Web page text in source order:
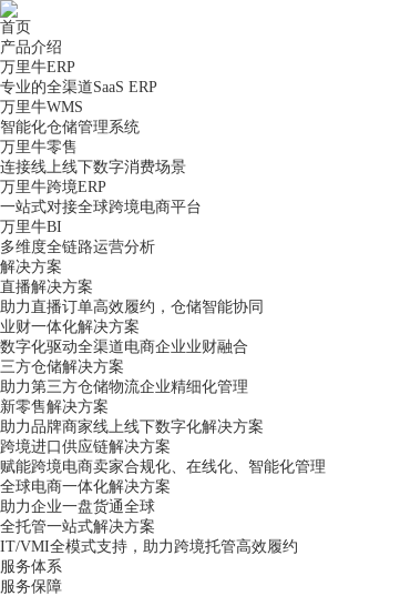
首页
产品介绍
万里牛ERP
专业的全渠道SaaS ERP
万里牛WMS
智能化仓储管理系统
万里牛零售
连接线上线下数字消费场景
万里牛跨境ERP
一站式对接全球跨境电商平台
万里牛BI
多维度全链路运营分析
解决方案
直播解决方案
助力直播订单高效履约，仓储智能协同
业财一体化解决方案
数字化驱动全渠道电商企业业财融合
三方仓储解决方案
助力第三方仓储物流企业精细化管理
新零售解决方案
助力品牌商家线上线下数字化解决方案
跨境进口供应链解决方案
赋能跨境电商卖家合规化、在线化、智能化管理
全球电商一体化解决方案
助力企业一盘货通全球
全托管一站式解决方案
IT/VMI全模式支持，助力跨境托管高效履约
服务体系
服务保障